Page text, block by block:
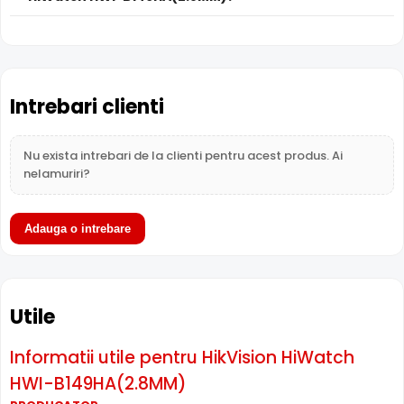
Alimentare PoE
instalarea semnificativ, eliminand necesitatea unui cablu
Lentila Fixa
Intrebari clienti
Nu exista intrebari de la clienti pentru acest produs. Ai
nelamuriri?
Adauga o intrebare
Utile
Informatii utile pentru HikVision HiWatch
HWI-B149HA(2.8MM)